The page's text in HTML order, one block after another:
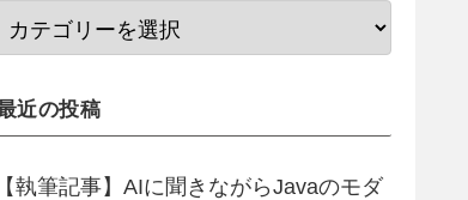
3bfa-42c5-b9e8-
6958-40ff-92a7-
2bce-4e05-8f23-
近の投稿
【執筆記事】AIに聞きながらJavaのモダ